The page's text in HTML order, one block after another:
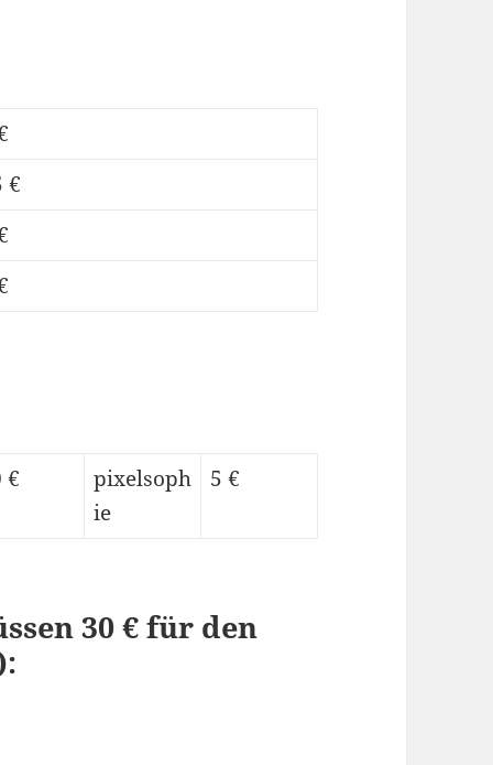
€
€
pixelsoph
ie
5 €
30 € für den